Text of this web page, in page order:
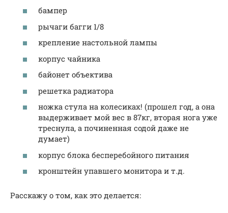
бампер
рычаги багги 1/8
крепление настольной лампы
корпус чайника
байонет объектива
решетка радиатора
ножка стула на колесиках! (прошел год, а она
выдерживает мой вес в 87кг, вторая нога уже
треснула, а починенная содой даже не
думает)
корпус блока бесперебойного питания
кронштейн упавшего монитора и т.д.
Расскажу о том, как это делается: